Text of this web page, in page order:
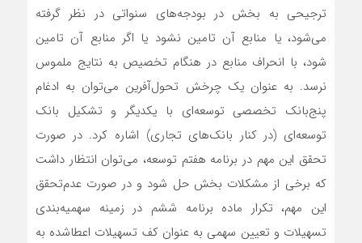
ترجیحی به بخش در بودجه‌های سنواتی در نظر گرفته
می‌شود، یا منابع آن تامین نشود یا اگر منابع آن تامین
شود، با انحراف منابع در هنگام تخصیص به نتایج ملموس
نرسد. به عنوان یک چرخش تحول‌آفرین می‌توان به ادغام
پنج‌بانک تخصصی توسعه‌ای با یکدیگر و تشکیل بانک
توسعه‌ای (در کنار بانک‌های تجاری) اشاره کرد. در صورت
تحقق این مهم در برنامه هفتم توسعه، می‌توان انتظار داشت
که برخی از مشکلات بخش حل شود و در صورت عدم‌تحقق
این مهم، تکرار ماده برنامه ششم در زمینه سهمیه‌بندی
تسهیلات و تعیین سهمی به عنوان کف تسهیلات اعطاشده به